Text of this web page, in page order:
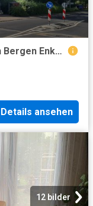
205m² Luxury Villa in Frankfurt Main Bergen Enkheim
Details ansehen
12 bilder